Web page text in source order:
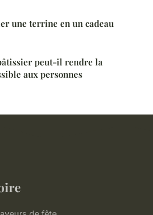
une terrine en un cadeau
peut-il rendre la
aux personnes